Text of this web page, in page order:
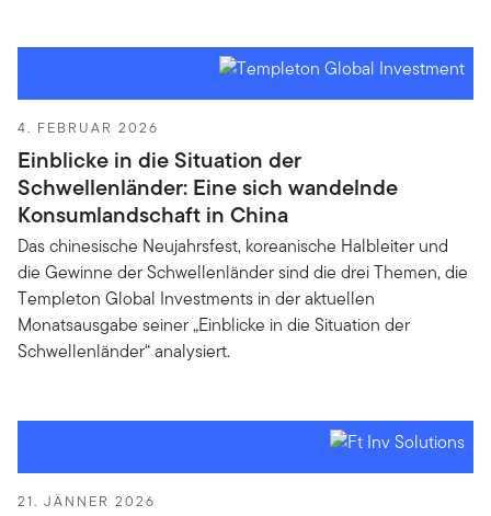
4. FEBRUAR 2026
Einblicke in die Situation der
Schwellenländer: Eine sich wandelnde
Konsumlandschaft in China
Das chinesische Neujahrsfest, koreanische Halbleiter und
die Gewinne der Schwellenländer sind die drei Themen, die
Templeton Global Investments in der aktuellen
Monatsausgabe seiner „Einblicke in die Situation der
Schwellenländer“ analysiert.
21. JÄNNER 2026